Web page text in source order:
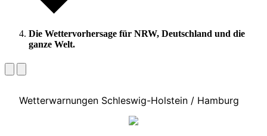
Die Wettervorhersage für NRW, Deutschland und die
ganze Welt.
Wetterwarnungen Schleswig-Holstein / Hamburg